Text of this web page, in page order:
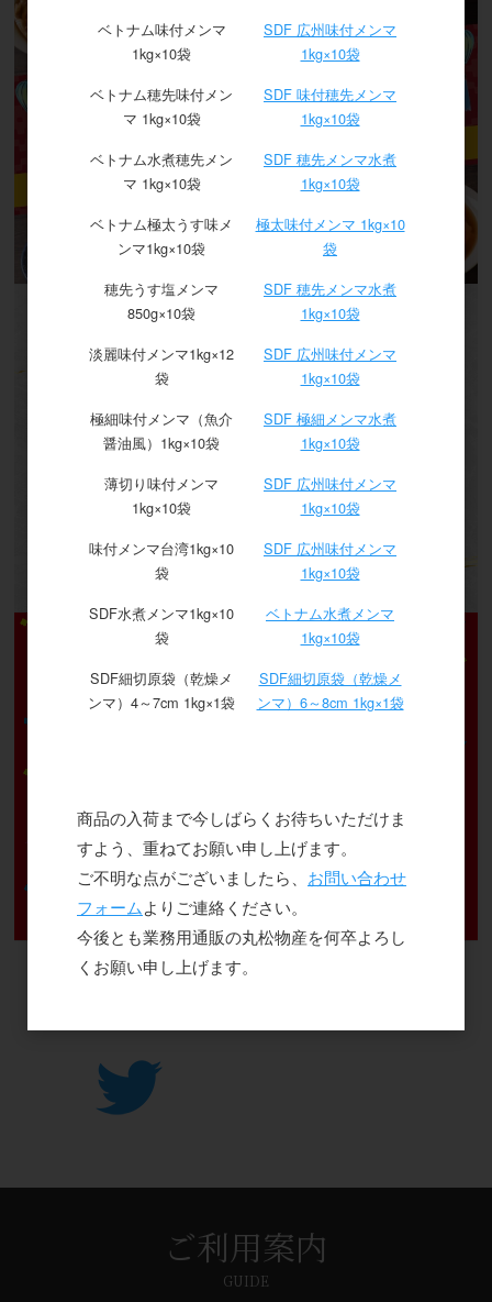
ご利用案内
GUIDE
ベトナム味付メンマ
1kg×10袋
SDF 広州味付メンマ
1kg×10袋
ベトナム穂先味付メン
マ 1kg×10袋
SDF 味付穂先メンマ
1kg×10袋
ベトナム水煮穂先メン
マ 1kg×10袋
SDF 穂先メンマ水煮
1kg×10袋
ベトナム極太うす味メ
ンマ1kg×10袋
極太味付メンマ 1kg×10
袋
穂先うす塩メンマ
850g×10袋
SDF 穂先メンマ水煮
1kg×10袋
淡麗味付メンマ1kg×12
袋
SDF 広州味付メンマ
1kg×10袋
極細味付メンマ（魚介
醤油風）1kg×10袋
SDF 極細メンマ水煮
1kg×10袋
薄切り味付メンマ
1kg×10袋
SDF 広州味付メンマ
1kg×10袋
味付メンマ台湾1kg×10
袋
SDF 広州味付メンマ
1kg×10袋
SDF水煮メンマ1kg×10
袋
ベトナム水煮メンマ
1kg×10袋
SDF細切原袋（乾燥メ
ンマ）4～7cm 1kg×1袋
SDF細切原袋（乾燥メ
ンマ）6～8cm 1kg×1袋
商品の入荷まで今しばらくお待ちいただけま
すよう、重ねてお願い申し上げます。
ご不明な点がございましたら、 お問い合わせ
フォームよりご連絡ください。
今後とも業務用通販の丸松物産を何卒よろし
くお願い申し上げます。